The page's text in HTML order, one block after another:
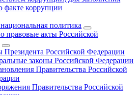
факте коррупции
политика
правовые акты Российской
Президента Российской Федерации
законы Российской Федерации
Правительства Российской
Правительства Российской